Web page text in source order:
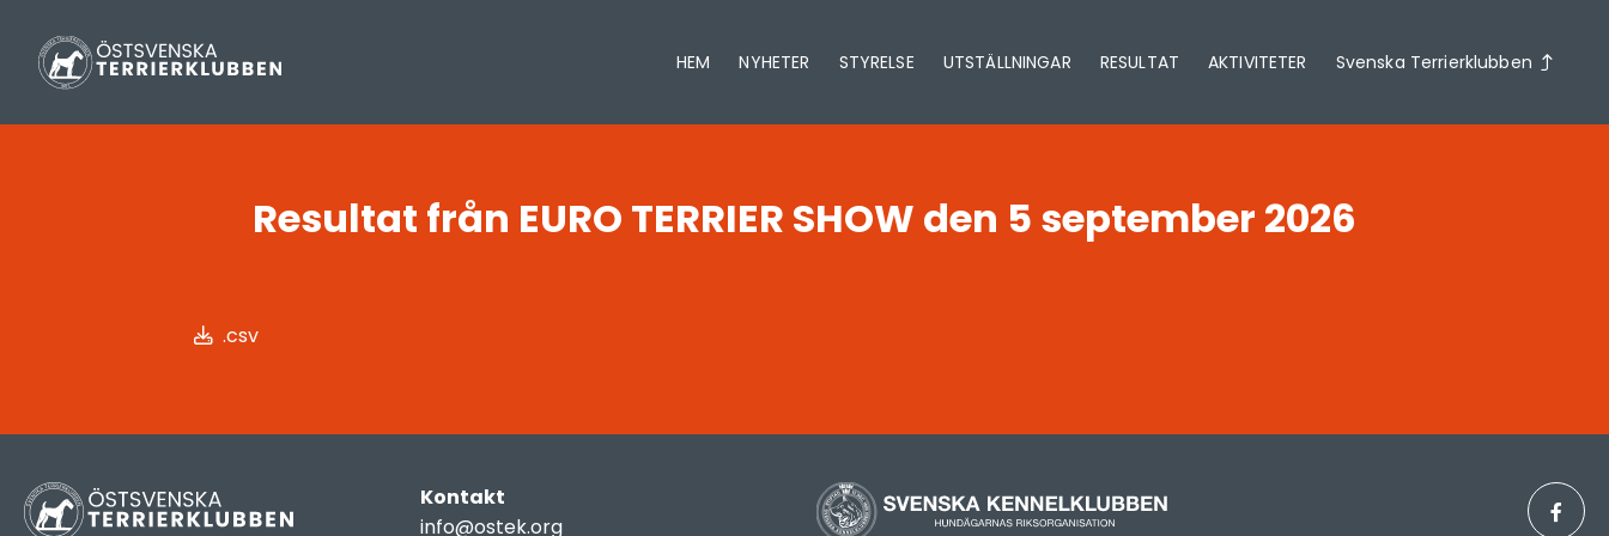
HEM NYHETER STYRELSE UTSTÄLLNINGAR RESULTAT AKTIVITETER Svenska Terrierklubben
Resultat från EURO TERRIER SHOW den 5 september 2026
.csv
Kontakt
info@ostek.org